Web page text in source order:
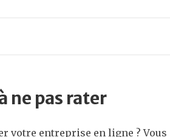
ne pas rater
votre entreprise en ligne ? Vous